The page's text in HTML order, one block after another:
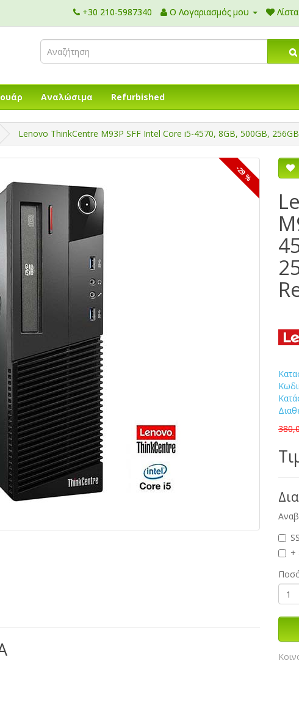
+30 210-5987340 Ο Λογαριασμός μου
Αναλώσιμα Refurbished
Lenovo ThinkCentre M93P SFF Intel Core i5-4570, 8GB, 500GB,
-29 %
+